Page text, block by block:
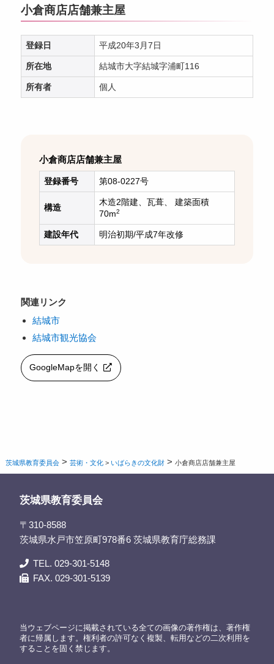
小倉商店店舗兼主屋
登録日 平成20年3月7日
所在地 結城市大字結城字浦町116
所有者 個人
小倉商店店舗兼主屋
登録番号 第08-0227号
構造
木造2階建、瓦葺、 建築面積
70m2
建設年代 明治初期/平成7年改修
関連リンク
結城市
結城市観光協会
GoogleMapを開く
茨城県教育委員会 >芸術・文化 > いばらきの文化財 >小倉商店店舗兼主屋
茨城県教育委員会
〒310-8588
茨城県水戸市笠原町978番6 茨城県教育庁総務課
TEL. 029-301-5148
FAX. 029-301-5139
当ウェブページに掲載されている全ての画像の著作権は、著作権
者に帰属します。権利者の許可なく複製、転用などの二次利用を
することを固く禁じます。